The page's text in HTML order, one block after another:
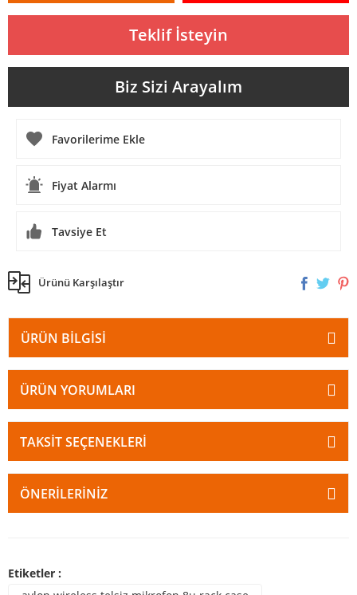
Teklif İsteyin
Biz Sizi Arayalım
Fiyat Alarmı
Tavsiye Et
Ürünü Karşılaştır
ÜRÜN BILGISI
ÜRÜN YORUMLARI
TAKSIT SEÇENEKLERI
ÖNERILERINIZ
Etiketler :